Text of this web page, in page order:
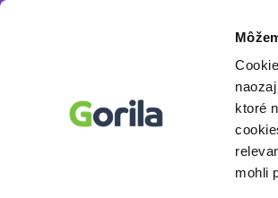
ktoré
mohli
Gillian Rose
Knihy od autora